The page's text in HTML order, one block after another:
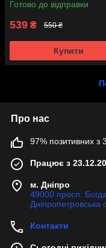
Готово до відправки
539 ₴ 550 ₴
Купити
Про нас
97% позитивних з
Працює з
м. Дніпро
49000 просп.
Дніпропетровська
Контакти